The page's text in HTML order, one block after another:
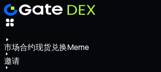
市场合约现货兑换Meme
邀请